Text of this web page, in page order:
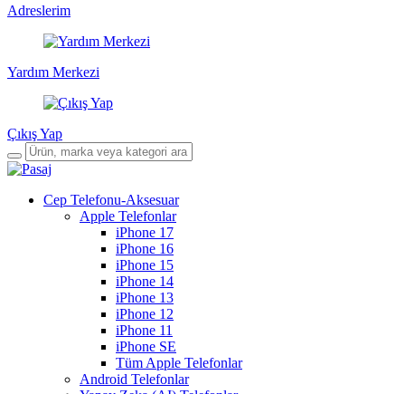
Adreslerim
Yardım Merkezi
Çıkış Yap
Cep Telefonu-Aksesuar
Apple Telefonlar
iPhone 17
iPhone 16
iPhone 15
iPhone 14
iPhone 13
iPhone 12
iPhone 11
iPhone SE
Tüm Apple Telefonlar
Android Telefonlar